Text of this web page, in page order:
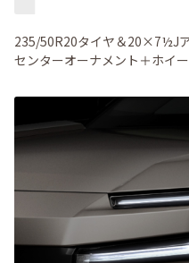
235/50R20タイヤ＆20×7½J
センターオーナメント＋ホイ